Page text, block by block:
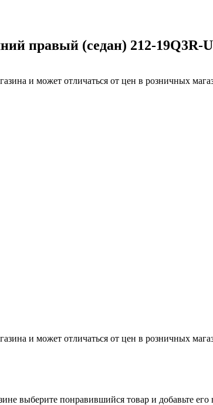
правый (седан) 212-19Q3R-
и может отличаться от цен в розничных
и может отличаться от цен в розничных
выберите понравившийся товар и добавьте